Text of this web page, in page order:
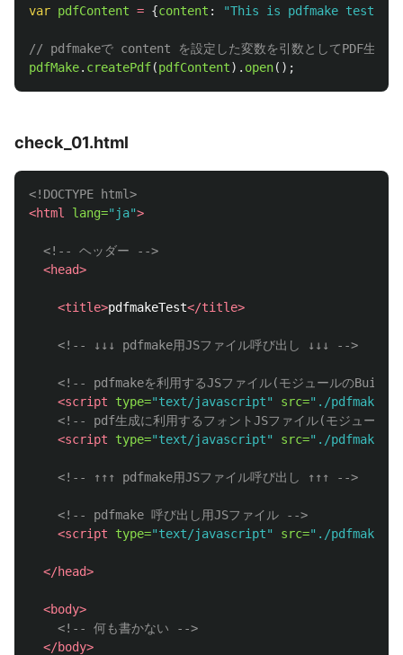
var pdfContent = {content : "This is pdfmake test. これ
// pdfmakeで content を設定した変数を引数としてPDF生成
pdfMake. createPdf(pdfContent). open();
check_01.html
<!DOCTYPE html>
<html
lang="ja">
<!-- ヘッダー -->
<head>
<title>pdfmakeTest</title>
<!-- ↓↓↓ pdfmake用JSファイル呼び出し ↓↓↓ -->
<!-- pdfmakeを利用するJSファイル(モジュールのBuild
<script type="text/javascript" src="./pdfmake/
<!-- pdf生成に利用するフォントJSファイル(モジュール
<script type="text/javascript" src="./pdfmake/
<!-- ↑↑↑ pdfmake用JSファイル呼び出し ↑↑↑ -->
<!-- pdfmake 呼び出し用JSファイル -->
<script type="text/javascript" src="./
</head>
<body>
<!-- 何も書かない -->
</body>